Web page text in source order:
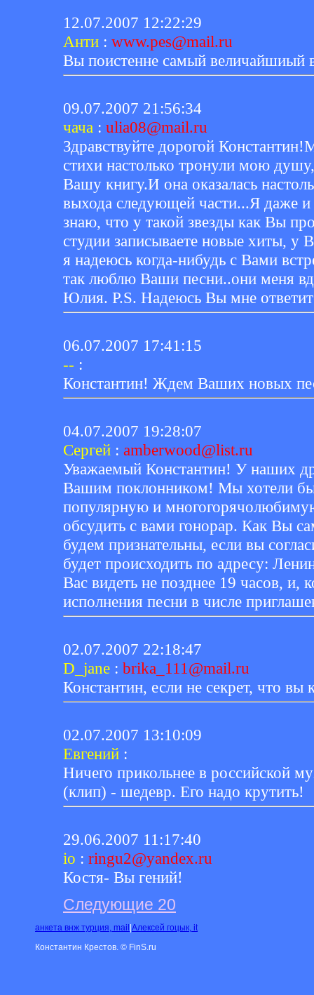
12.07.2007 12:22:29
Анти : www.pes@mail.ru
Вы поистенне самый величайшиый
09.07.2007 21:56:34
чача : ulia08@mail.ru
Здравствуйте дорогой
стихи настолько тронули мою
Вашу книгу.И она оказалась
выхода следующей части...Я даже и
знаю, что у такой звезды как Вы
студии записываете новые хиты, у
я надеюсь когда-нибудь с Вами
так люблю Ваши песни..они меня
Юлия. P.S. Надеюсь Вы мне
06.07.2007 17:41:15
-- :
Константин! Ждем Ваших новых
04.07.2007 19:28:07
Сергей : amberwood@list.ru
Уважаемый Константин! У наших
Вашим поклонником! Мы хотели бы
популярную и
обсудить с вами гонорар. Как Вы
будем признательны, если вы
будет происходить по адресу:
Вас видеть не позднее 19 часов, и,
исполнения песни в числе
02.07.2007 22:18:47
D_jane : brika_111@mail.ru
Константин, если не секрет, что вы
02.07.2007 13:10:09
Евгений :
Ничего прикольнее в российской
(клип) - шедевр. Его надо крутить!
29.06.2007 11:17:40
io : ringu2@yandex.ru
Костя- Вы гений!
Следующие 20
анкета внж турция, mail Алексей гоцык, it
Константин Крестов. © FinS.ru